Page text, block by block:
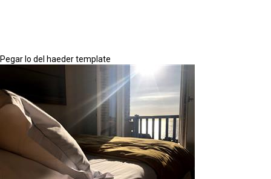
Pegar lo del haeder template